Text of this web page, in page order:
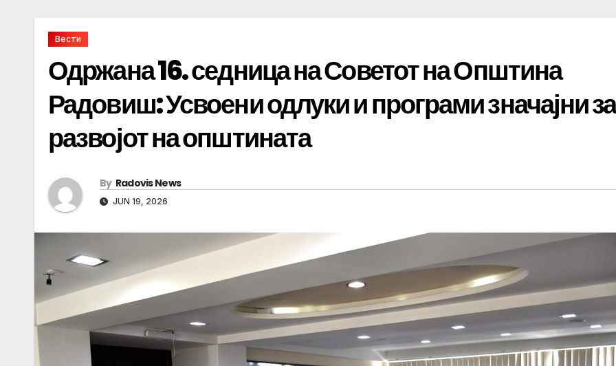
Вести
Одржана 16. седница на Советот на Општина
Радовиш: Усвоени одлуки и програми значајни за
развојот на општината
By Radovis News
JUN 19, 2026